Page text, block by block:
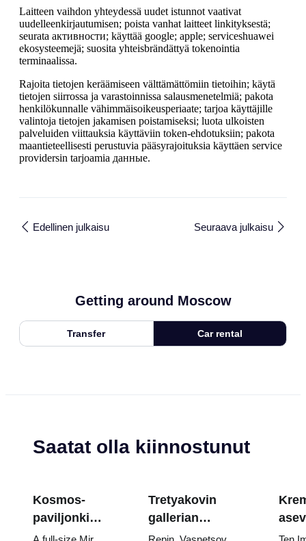
Laitteen vaihdon yhteydessä uudet istunnot vaativat
uudelleenkirjautumisen; poista vanhat laitteet linkityksestä;
seurata активности; käyttää google; apple; serviceshuawei
ekosysteemejä; suosita yhteisbrändättyä tokenointia
terminaalissa.
Rajoita tietojen keräämiseen välttämättömiin tietoihin; käytä
tietojen siirrossa ja varastoinnissa salausmenetelmiä; pakota
henkilökunnalle vähimmäisoikeusperiaate; tarjoa käyttäjille
valintoja tietojen jakamisen poistamiseksi; luota ulkoisten
palveluiden viittauksia käyttäviin token-ehdotuksiin; pakota
maantieteellisesti perustuvia pääsyrajoituksia käyttäen service
providersin tarjoamia данные.
Edellinen julkaisu Seuraava julkaisu
Getting around Moscow
Transfer Car rental
Saatat olla kiinnostunut
Kosmos-
paviljonki
VDNKh:ssa:
Tretyakovin
gallerian
mestariteokset: